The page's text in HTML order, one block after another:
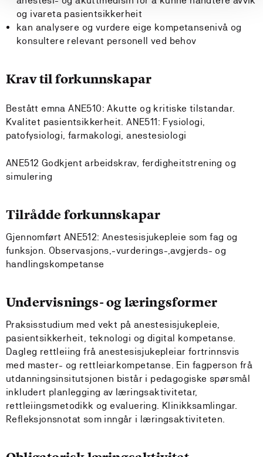
og ivareta pasientsikkerheit
kan analysere og vurdere eige kompetansenivå og
konsultere relevant personell ved behov
Krav til forkunnskapar
Bestått emna ANE510: Akutte og kritiske tilstandar.
Kvalitet pasientsikkerheit. ANE511: Fysiologi,
patofysiologi, farmakologi, anestesiologi
ANE512 Godkjent arbeidskrav, ferdigheitstrening og
simulering
Tilrådde forkunnskapar
Gjennomført ANE512: Anestesisjukepleie som fag og
funksjon. Observasjons,-vurderings-,avgjerds- og
handlingskompetanse
Undervisnings- og læringsformer
Praksisstudium med vekt på anestesisjukepleie,
pasientsikkerheit, teknologi og digital kompetanse.
Dagleg rettleiing frå anestesisjukepleiar fortrinnsvis
med master- og rettleiarkompetanse. Ein fagperson frå
utdanningsinsitutsjonen bistår i pedagogiske spørsmål
inkludert planlegging av læringsaktivitetar,
rettleiingsmetodikk og evaluering. Klinikksamlingar.
Refleksjonsnotat som inngår i læringsaktiviteten.